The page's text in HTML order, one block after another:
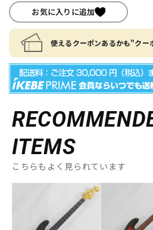
お気に入りに追加
使えるクーポンあるかも"クー
ITEMS
こちらもよく見られています